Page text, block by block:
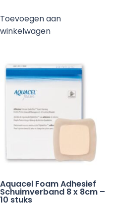
Toevoegen aan
winkelwagen
Aquacel Foam Adhesief
Schuimverband 8 x 8cm –
10 stuks